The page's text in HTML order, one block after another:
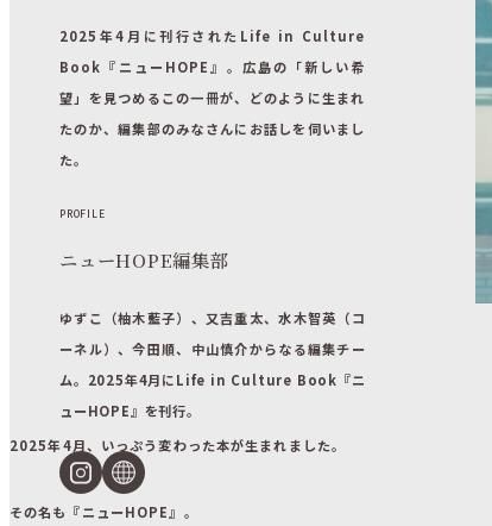
LOCAL
【昔ばなしが伝える土地の魅力-4】
2025年4月に刊行されたLife in Culture
Book『ニューHOPE』。広島の「新しい希
望」を見つめるこの一冊が、どのように生まれ
たのか、編集部のみなさんにお話しを伺いまし
た。
PROFILE
ニューHOPE編集部
ゆずこ（柚木藍子）、又吉重太、水木智英（コ
ーネル）、今田順、中山慎介からなる編集チー
ム。2025年4月にLife in Culture Book『ニ
ューHOPE』を刊行。
2025年4月、いっぷう変わった本が生まれました。
その名も『ニューHOPE』。